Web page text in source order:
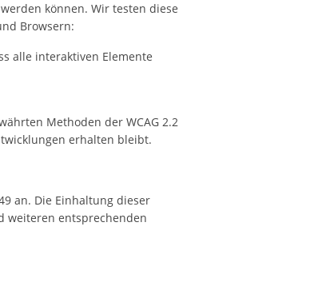
können. Wir testen diese
Browsern:
alle interaktiven Elemente
Methoden der WCAG 2.2
erhalten bleibt.
an. Die Einhaltung dieser
weiteren entsprechenden